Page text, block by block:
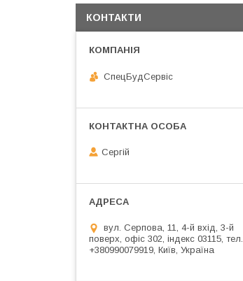
КОНТАКТИ
СпецБудСервіс
Сергій
вул. Серпова, 11, 4-й вхід, 3-й
поверх, офіс 302, індекс 03115, тел.
+380990079919, Київ, Україна